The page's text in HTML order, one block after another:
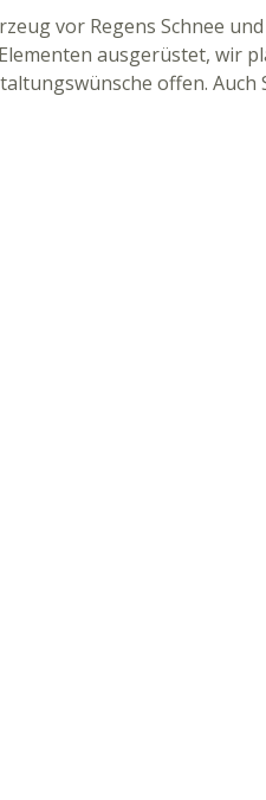
vor Regens Schnee
ausgerüstet, wir
offen.